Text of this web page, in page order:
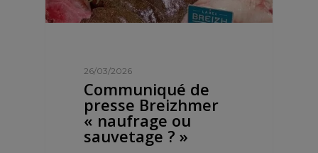
26/03/2026
Communiqué de
presse Breizhmer
« naufrage ou
sauvetage ? »